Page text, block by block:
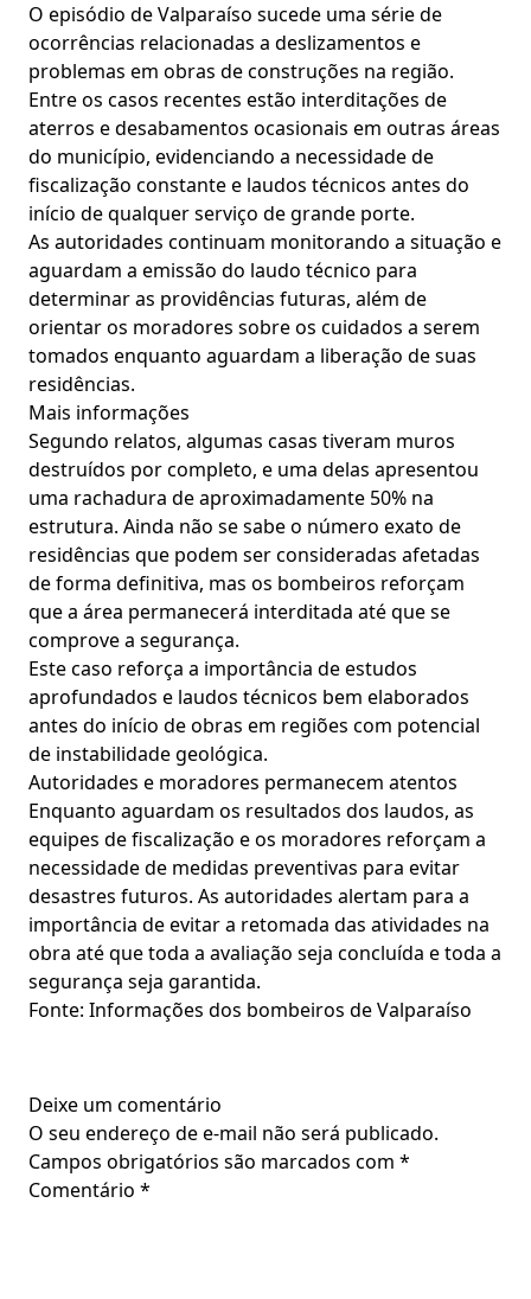
O episódio de Valparaíso sucede uma série de
ocorrências relacionadas a deslizamentos e
problemas em obras de construções na região.
Entre os casos recentes estão interditações de
aterros e desabamentos ocasionais em outras áreas
do município, evidenciando a necessidade de
fiscalização constante e laudos técnicos antes do
início de qualquer serviço de grande porte.
As autoridades continuam monitorando a situação e
aguardam a emissão do laudo técnico para
determinar as providências futuras, além de
orientar os moradores sobre os cuidados a serem
tomados enquanto aguardam a liberação de suas
residências.
Mais informações
Segundo relatos, algumas casas tiveram muros
destruídos por completo, e uma delas apresentou
uma rachadura de aproximadamente 50% na
estrutura. Ainda não se sabe o número exato de
residências que podem ser consideradas afetadas
de forma definitiva, mas os bombeiros reforçam
que a área permanecerá interditada até que se
comprove a segurança.
Este caso reforça a importância de estudos
aprofundados e laudos técnicos bem elaborados
antes do início de obras em regiões com potencial
de instabilidade geológica.
Autoridades e moradores permanecem atentos
Enquanto aguardam os resultados dos laudos, as
equipes de fiscalização e os moradores reforçam a
necessidade de medidas preventivas para evitar
desastres futuros. As autoridades alertam para a
importância de evitar a retomada das atividades na
obra até que toda a avaliação seja concluída e toda a
segurança seja garantida.
Fonte: Informações dos bombeiros de Valparaíso
Deixe um comentário
O seu endereço de e-mail não será publicado.
Campos obrigatórios são marcados com *
Comentário *